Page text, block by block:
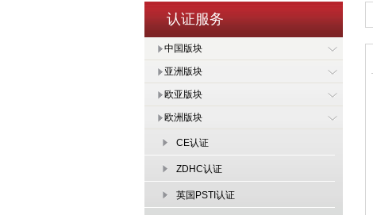
认证服务
中国版块
亚洲版块
欧亚版块
欧洲版块
CE认证
ZDHC认证
英国PSTI认证